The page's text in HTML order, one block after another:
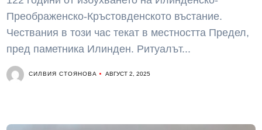
Преображенско-Кръстовденското въстание.
Чествания в този час текат в местността Предел,
пред паметника Илинден. Ритуалът...
СИЛВИЯ СТОЯНОВА АВГУСТ 2, 2025